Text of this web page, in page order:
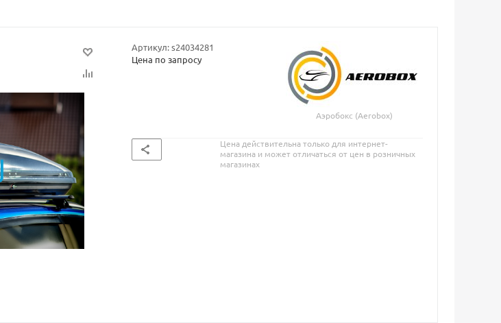
Артикул:s24034281
Цена по запросу
Аэробокс (Aerobox)
Цена действительна только для интернет-
магазина и может отличаться от цен в розничных
магазинах